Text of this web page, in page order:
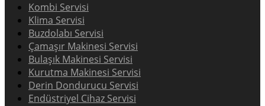
Kombi Servisi
Klima Servisi
Buzdolabı Servisi
Çamaşır Makinesi Servisi
Bulaşık Makinesi Servisi
Kurutma Makinesi Servisi
Derin Dondurucu Servisi
Endüstriyel Cihaz Servisi